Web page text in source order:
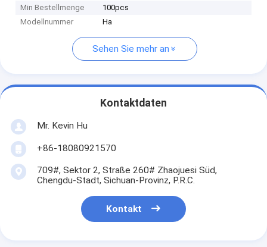
Min Bestellmenge
100pcs
Modellnummer
Ha
Sehen Sie mehr an
Kontaktdaten
Mr. Kevin Hu
+86-18080921570
709#, Sektor 2, Straße 260# Zhaojuesi Süd,
Chengdu-Stadt, Sichuan-Provinz, P.R.C.
Kontakt